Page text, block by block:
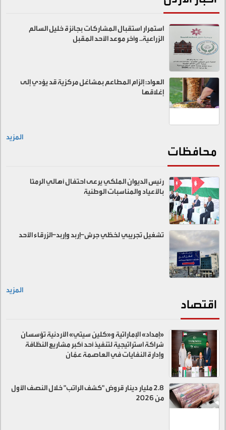
استمرار استقبال المشاركات بجائزة خليل السالم
الزراعية.. وآخر موعد الأحد المقبل
العواد: إلزام المطاعم بمشاغل مركزية قد يؤدي إلى
إغلاقها
المزيد
محافظات
رئيس الديوان الملكي يرعى احتفال أهالي الرمثا
بالأعياد والمناسبات الوطنية
تشغيل تجريبي لخطّي جرش–إربد وإربد–الزرقاء الأحد
المزيد
اقتصاد
«إمداد» الإماراتية و«كلين سيتي» الأردنية تؤسسان
شراكة استراتيجية لتنفيذ أحد أكبر مشاريع النظافة
وإدارة النفايات في العاصمة عمّان
2.8 مليار دينار قروض "كشف الراتب" خلال النصف الأول
من 2026